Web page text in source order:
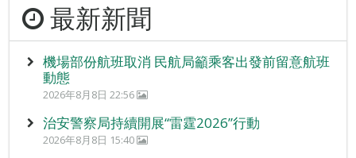
最新新聞
機場部份航班取消 民航局籲乘客出發前留意航班
動態
2026年8月8日 22:56
治安警察局持續開展“雷霆2026”行動
2026年8月8日 15:40